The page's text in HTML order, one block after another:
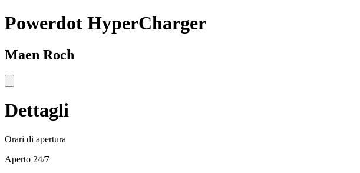
Powerdot HyperCharger
Maen Roch
Dettagli
Orari di apertura
Aperto 24/7